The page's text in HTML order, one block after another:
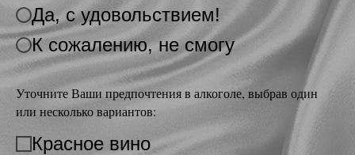
Да, с удовольствием!
К сожалению, не смогу
Уточните Ваши предпочтения в алкоголе, выбрав один
или несколько вариантов:
Красное вино